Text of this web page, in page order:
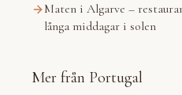
Maten i Algarve –
långa middagar i solen
Mer från Portugal